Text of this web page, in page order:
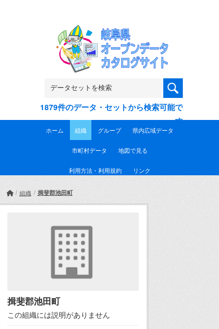
1879件のデータ・セットから検索可能で
す
ホーム 組織 グループ 県内広域データ
市町村データ 地図で見る
利用方法・利用規約 リンク
組織 揖斐郡池田町
揖斐郡池田町
この組織には説明がありません